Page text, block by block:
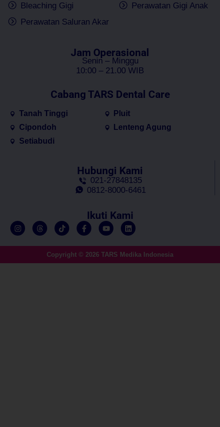
Bleaching Gigi
Perawatan Saluran Akar
Perawatan Gigi Anak
Jam Operasional
Senin – Minggu
10:00 – 21.00 WIB
Cabang TARS Dental Care
Tanah Tinggi
Cipondoh
Setiabudi
Pluit
Lenteng Agung
Hubungi Kami
021-27848135
0812-8000-6461
Ikuti Kami
Copyright © 2026 TARS Medika Indonesia